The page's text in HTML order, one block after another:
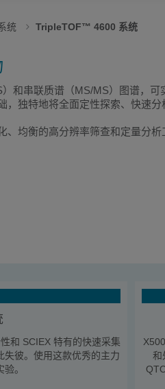
统 TripleTOF™ 4600 系统
和串联质谱（MS/MS）图谱，
独特地将全面定性探索、快速
均衡的高分辨率筛查和定量分析
和 SCIEX 特有的快速采集
失彼。使用这款优秀的主力
。
和